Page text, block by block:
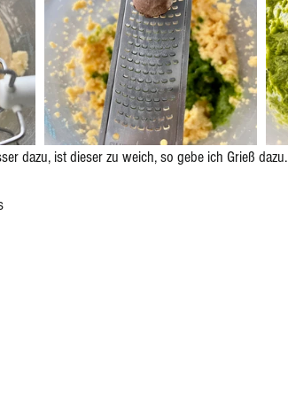
dazu, ist dieser zu weich, so gebe ich Grieß dazu.